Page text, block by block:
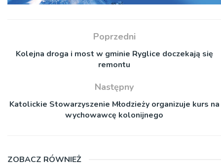
Poprzedni
Kolejna droga i most w gminie Ryglice doczekają się
remontu
Następny
Katolickie Stowarzyszenie Młodzieży organizuje kurs na
wychowawcę kolonijnego
ZOBACZ RÓWNIEŻ